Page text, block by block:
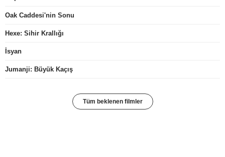
Oak Caddesi'nin Sonu
Hexe: Sihir Krallığı
İsyan
Jumanji: Büyük Kaçış
Tüm beklenen filmler